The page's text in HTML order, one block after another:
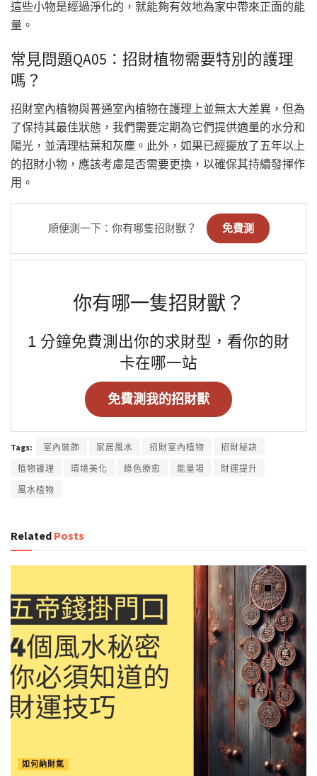
這些小物是經過淨化的，就能夠有效地為家中帶來正面的能
量。
常見問題QA05：招財植物需要特別的護理
嗎？
招財室內植物與普通室內植物在護理上並無太大差異，但為
了保持其最佳狀態，我們需要定期為它們提供適量的水分和
陽光，並清理枯葉和灰塵。此外，如果已經擺放了五年以上
的招財小物，應該考慮是否需要更換，以確保其持續發揮作
用。
順便測一下：你有哪隻招財獸？ 免費測
你有哪一隻招財獸？
1 分鐘免費測出你的求財型，看你的財
卡在哪一站
免費測我的招財獸
Tags: 室內裝飾 家居風水 招財室內植物
招財秘訣
植物護理
環境美化 綠色療愈 能量場
財運提升
風水植物
Related Posts
如何納財氣